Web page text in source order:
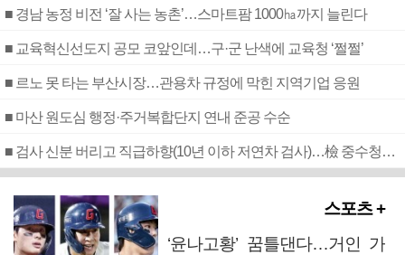
■ 경남 농정 비전 ‘잘 사는 농촌’…스마트팜 1000㏊까지 늘린다
■ 교육혁신선도지 공모 코앞인데…구·군 난색에 교육청 ‘쩔쩔’
■ 르노 못 타는 부산시장…관용차 규정에 막힌 지역기업 응원
■ 마산 원도심 행정·주거복합단지 연내 준공 수순
■ 검사 신분 버리고 직급하향(10년 이하 저연차 검사)…檢 중수청행 기피
스포츠 +
‘윤나고황’ 꿈틀댄다…거인 가